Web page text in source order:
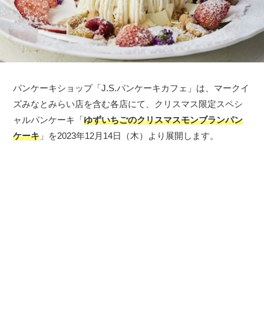
パンケーキショップ「J.S.パンケーキカフェ」は、マークイ
ズみなとみらい店を含む各店にて、クリスマス限定スペシ
ャルパンケーキ​「ゆずいちごのクリスマスモンブランパン
ケーキ​ 」を2023年12月14日（木）より展開します。